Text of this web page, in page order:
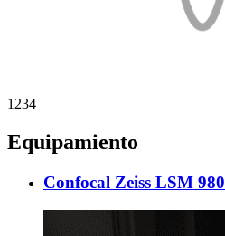
1234
Equipamiento
Confocal Zeiss LSM 980